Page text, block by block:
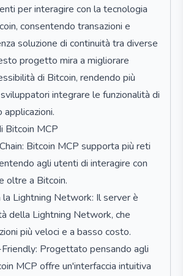
per interagire con la tecnologia
consentendo transazioni e
soluzione di continuità tra diverse
progetto mira a migliorare
di Bitcoin, rendendo più
integrare le funzionalità di
Bitcoin MCP
Bitcoin MCP supporta più reti
agli utenti di interagire con
oltre a Bitcoin.
la Lightning Network: Il server è
della Lightning Network, che
più veloci e a basso costo.
Progettato pensando agli
MCP offre un'interfaccia intuitiva